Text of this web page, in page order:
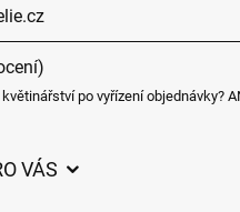
po vyřízení objednávky?
VÁS